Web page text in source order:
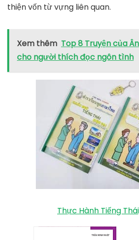
thiện vốn từ vựng liên quan.
Xem thêm Top 8 Truyện của
cho người thích đọc ngôn tình
Thực Hành Tiếng